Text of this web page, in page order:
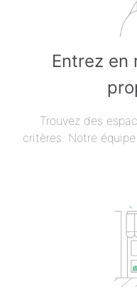
Entrez en
Trouvez des
critères. Notre